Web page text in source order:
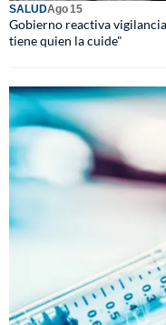
SALUDAgo 15
Gobierno reactiva
tiene quien la cuide"